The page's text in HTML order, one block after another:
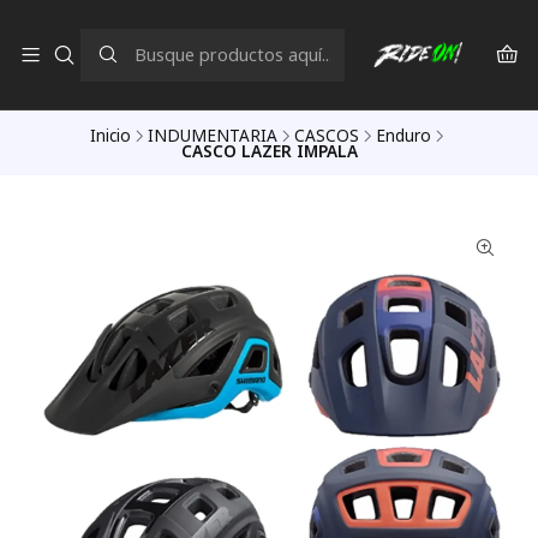
Inicio INDUMENTARIA CASCOS Enduro
CASCO LAZER IMPALA